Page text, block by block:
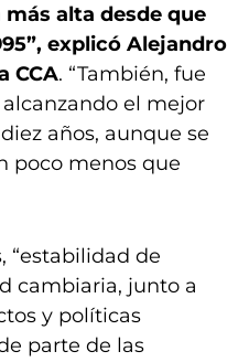
alta desde que
explicó Alejandro
CCA. “También, fue
el mejor
años, aunque se
poco menos que
“estabilidad de
cambiaria, junto a
y políticas
parte de las